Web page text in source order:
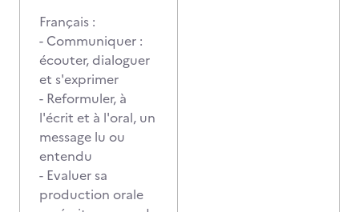
Français :
- Communiquer :
écouter, dialoguer
et s'exprimer
- Reformuler, à
l'écrit et à l'oral, un
message lu ou
entendu
- Evaluer sa
production orale